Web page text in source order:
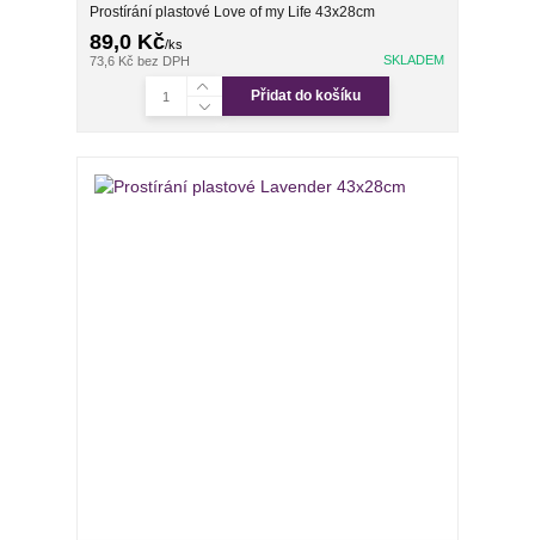
Prostírání plastové Love of my Life 43x28cm
89,0 Kč/ks
73,6 Kčbez DPH SKLADEM
Přidat do košíku